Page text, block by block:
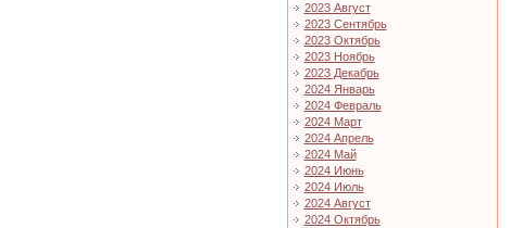
2023 Август
2023 Сентябрь
2023 Октябрь
2023 Ноябрь
2023 Декабрь
2024 Январь
2024 Февраль
2024 Март
2024 Апрель
2024 Май
2024 Июнь
2024 Июль
2024 Август
2024 Октябрь